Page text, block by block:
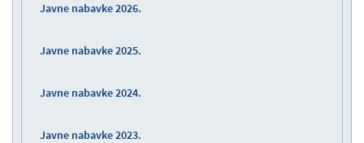
Javne nabavke 2026.
Javne nabavke 2025.
Javne nabavke 2024.
Javne nabavke 2023.